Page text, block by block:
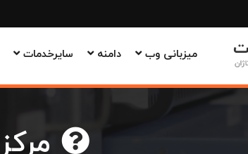
سایرخدمات دامنه میزبانی وب